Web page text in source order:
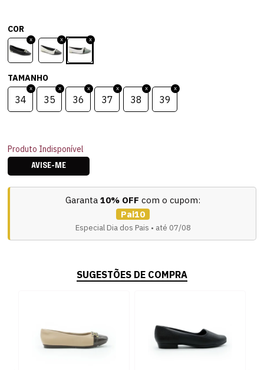
COR
TAMANHO
34 35 36 37 38 39
Produto Indisponível
AVISE-ME
Garanta 10% OFF com o cupom:
Pai10
Especial Dia dos Pais • até 07/08
SUGESTÕES DE COMPRA